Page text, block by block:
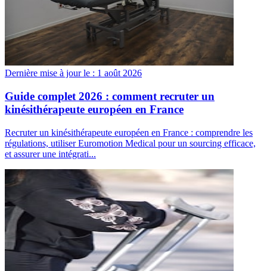
Dernière mise à jour le : 1 août 2026
Guide complet 2026 : comment recruter un
kinésithérapeute européen en France
Recruter un kinésithérapeute européen en France : comprendre les
régulations, utiliser Euromotion Medical pour un sourcing efficace,
et assurer une intégrati...